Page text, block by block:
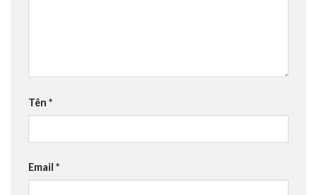
Tên *
Email *